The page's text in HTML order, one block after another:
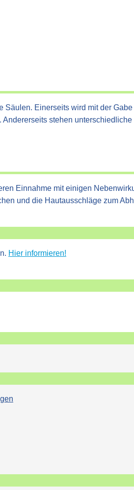
Einerseits wird mit der
stehen
Einnahme mit einigen
und die Hautausschläge zum
Hier informieren!